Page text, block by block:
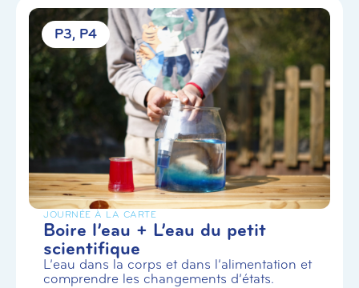
P3 P4
JOURNÉE À LA CARTE
Boire l’eau + L’eau du petit
scientifique
L’eau dans la corps et dans l’alimentation et
comprendre les changements d’états.